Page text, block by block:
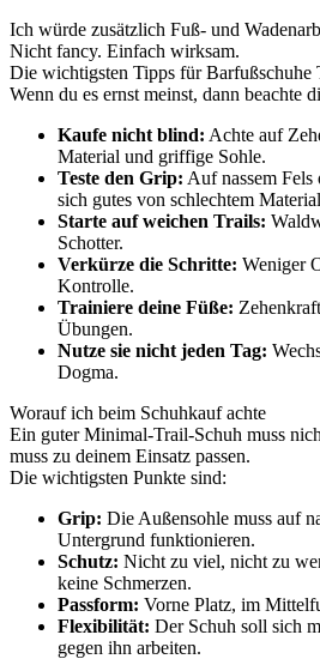
Ich würde zusätzlich Fuß- und
Nicht fancy. Einfach wirksam.
Die wichtigsten Tipps für Barfußschuhe
Wenn du es ernst meinst, dann beachte
Kaufe nicht blind: Achte auf
Material und griffige Sohle.
Teste den Grip: Auf nassem Fels
sich gutes von schlechtem
Starte auf weichen Trails:
Schotter.
Verkürze die Schritte: Weniger
Kontrolle.
Trainiere deine Füße:
Übungen.
Nutze sie nicht jeden Tag:
Dogma.
Worauf ich beim Schuhkauf achte
Ein guter Minimal-Trail-Schuh muss
muss zu deinem Einsatz passen.
Die wichtigsten Punkte sind:
Grip: Die Außensohle muss auf
Untergrund funktionieren.
Schutz: Nicht zu viel, nicht zu
keine Schmerzen.
Passform: Vorne Platz, im
Flexibilität: Der Schuh soll sich
gegen ihn arbeiten.